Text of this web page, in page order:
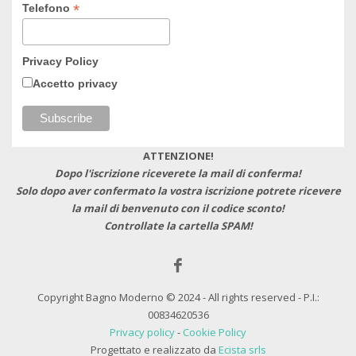
Telefono *
Privacy Policy
Accetto privacy
ATTENZIONE!
Dopo l'iscrizione riceverete la mail di conferma!
Solo dopo aver confermato la vostra iscrizione potrete ricevere
la mail di benvenuto con il codice sconto!
Controllate la cartella SPAM!
Copyright Bagno Moderno © 2024 - All rights reserved - P.I.:
00834620536
Privacy policy- Cookie Policy
Progettato e realizzato da Ecista srls